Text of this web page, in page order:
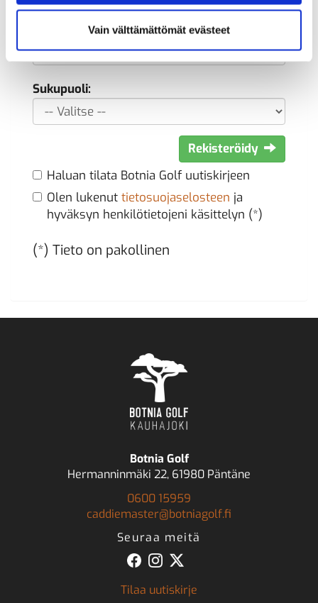
Vain välttämättömät evästeet
Sukupuoli:
Rekisteröidy
Haluan tilata Botnia Golf uutiskirjeen
Olen lukenut tietosuojaselosteen ja
hyväksyn henkilötietojeni käsittelyn (*)
(*) Tieto on pakollinen
Botnia Golf
Hermanninmäki 22, 61980 Päntäne
0600 15959
caddiemaster@botniagolf.fi
Seuraa meitä
Tilaa uutiskirje